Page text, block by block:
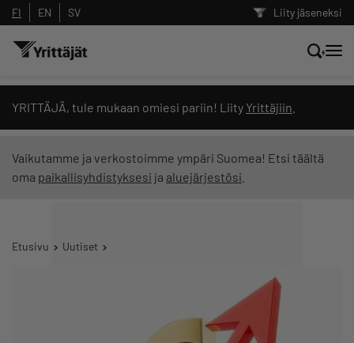
Liity jäseneksi
FI EN SV
YRITTÄJÄ, tule mukaan omiesi pariin! Liity Yrittäjiin
Vaikutamme ja verkostoimme ympäri Suomea! Etsi täältä
oma paikallisyhdistyksesi ja aluejärjestösi
Etusivu Uutiset
Hae sivustolta tai kysy suoraan
Yrittäjien tekoälyltä
Suodata hakutuloksia: näytä kaikki sisältö